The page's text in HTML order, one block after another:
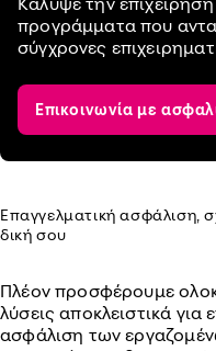
προγράμματα που
σύγχρονες
Επικοινωνία με
Επαγγελματική ασφάλιση,
δική σου
Πλέον προσφέρουμε
λύσεις αποκλειστικά για
ασφάλιση των